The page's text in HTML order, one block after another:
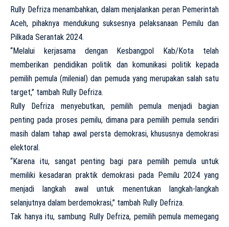
Rully Defriza menambahkan, dalam menjalankan peran Pemerintah
Aceh, pihaknya mendukung suksesnya pelaksanaan Pemilu dan
Pilkada Serantak 2024.
“Melalui kerjasama dengan Kesbangpol Kab/Kota telah
memberikan pendidikan politik dan komunikasi politik kepada
pemilih pemula (milenial) dan pemuda yang merupakan salah satu
target,” tambah Rully Defriza.
Rully Defriza menyebutkan, pemilih pemula menjadi bagian
penting pada proses pemilu, dimana para pemilih pemula sendiri
masih dalam tahap awal persta demokrasi, khususnya demokrasi
elektoral.
“Karena itu, sangat penting bagi para pemilih pemula untuk
memiliki kesadaran praktik demokrasi pada Pemilu 2024 yang
menjadi langkah awal untuk menentukan langkah-langkah
selanjutnya dalam berdemokrasi,” tambah Rully Defriza.
Tak hanya itu, sambung Rully Defriza, pemilih pemula memegang